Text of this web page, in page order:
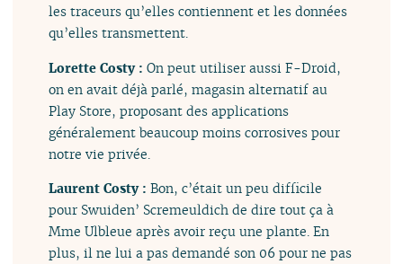
les traceurs qu’elles contiennent et les données
qu’elles transmettent.
Lorette Costy :On peut utiliser aussi F-Droid,
on en avait déjà parlé, magasin alternatif au
Play Store, proposant des applications
généralement beaucoup moins corrosives pour
notre vie privée.
Laurent Costy :Bon, c’était un peu difficile
pour Swuiden’ Scremeuldich de dire tout ça à
Mme Ulbleue après avoir reçu une plante. En
plus, il ne lui a pas demandé son 06 pour ne pas